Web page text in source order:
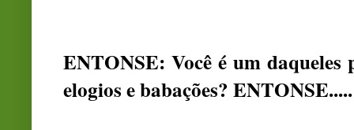
ENTONSE: Você é um
elogios e babações?